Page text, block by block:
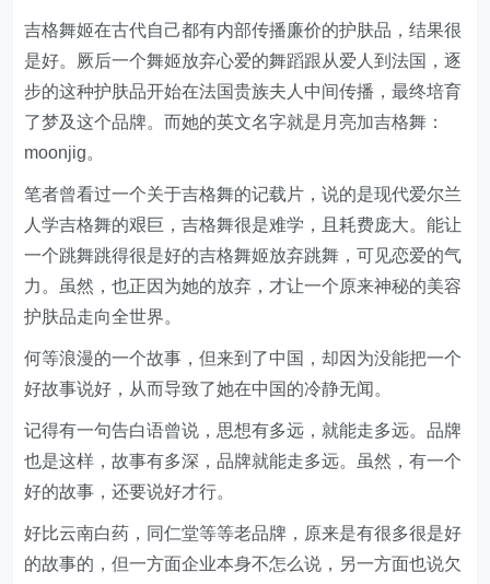
吉格舞姬在古代自己都有内部传播廉价的护肤品，结果很
是好。厥后一个舞姬放弃心爱的舞蹈跟从爱人到法国，逐
步的这种护肤品开始在法国贵族夫人中间传播，最终培育
了梦及这个品牌。而她的英文名字就是月亮加吉格舞：
moonjig。
笔者曾看过一个关于吉格舞的记载片，说的是现代爱尔兰
人学吉格舞的艰巨，吉格舞很是难学，且耗费庞大。能让
一个跳舞跳得很是好的吉格舞姬放弃跳舞，可见恋爱的气
力。虽然，也正因为她的放弃，才让一个原来神秘的美容
护肤品走向全世界。
何等浪漫的一个故事，但来到了中国，却因为没能把一个
好故事说好，从而导致了她在中国的冷静无闻。
记得有一句告白语曾说，思想有多远，就能走多远。品牌
也是这样，故事有多深，品牌就能走多远。虽然，有一个
好的故事，还要说好才行。
好比云南白药，同仁堂等等老品牌，原来是有很多很是好
的故事的，但一方面企业本身不怎么说，另一方面也说欠